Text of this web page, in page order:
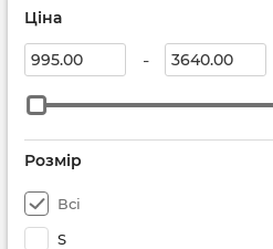
Ціна
-
Розмір
Всі
S